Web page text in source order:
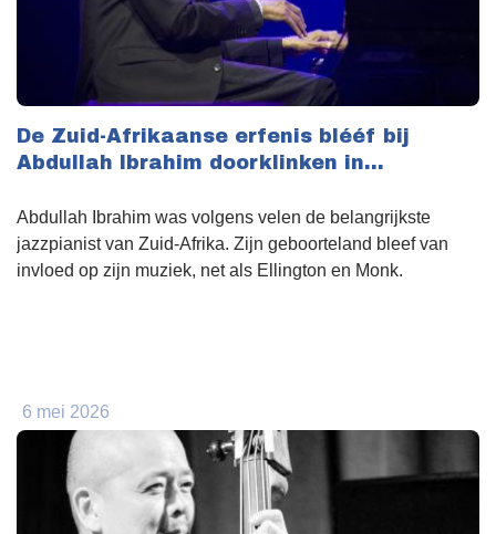
De Zuid-Afrikaanse erfenis blééf bij
Abdullah Ibrahim doorklinken in...
Abdullah Ibrahim was volgens velen de belangrijkste
jazzpianist van Zuid-Afrika. Zijn geboorteland bleef van
invloed op zijn muziek, net als Ellington en Monk.
6 mei 2026